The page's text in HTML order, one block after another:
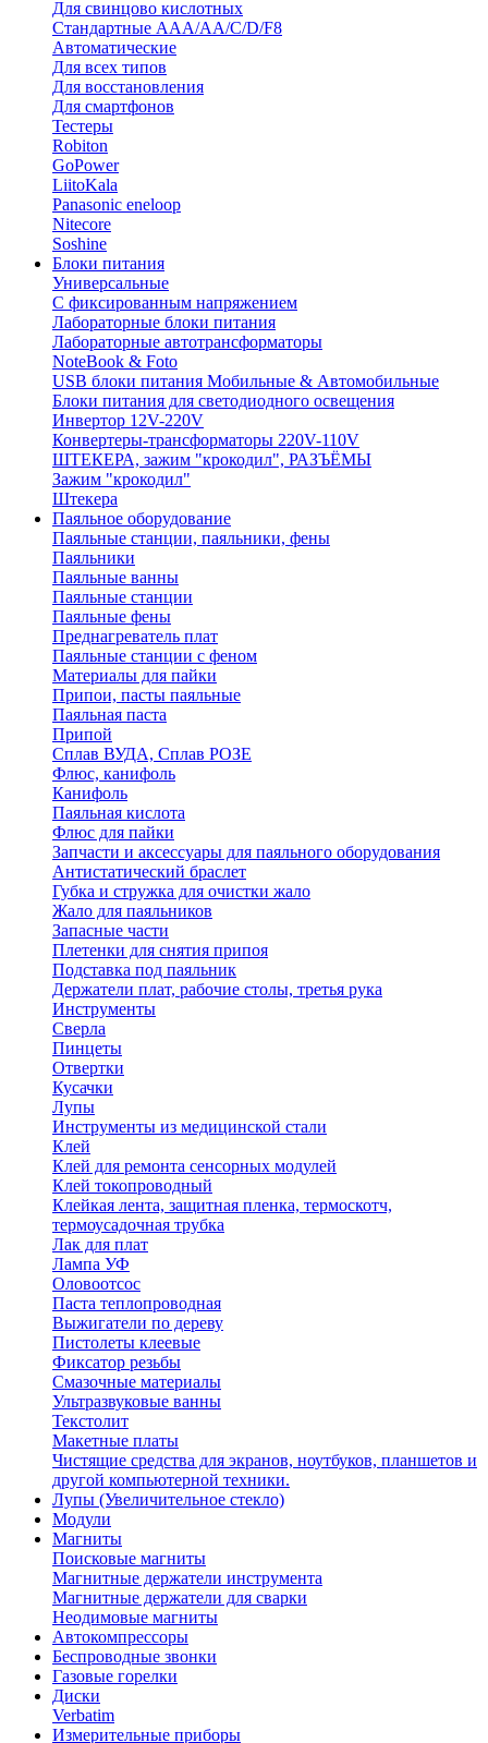
Для свинцово кислотных
Стандартные ААА/АА/С/D/F8
Автоматические
Для всех типов
Для восстановления
Для смартфонов
Тестеры
Robiton
GoPower
LiitoKala
Panasonic eneloop
Nitecore
Soshine
Блоки питания
Универсальные
C фиксированным напряжением
Лабораторные блоки питания
Лабораторные автотрансформаторы
NoteBook & Foto
USB блоки питания Мобильные & Автомобильные
Блоки питания для светодиодного освещения
Инвертор 12V-220V
Конвертеры-трансформаторы 220V-110V
ШТЕКЕРА, зажим "крокодил", РАЗЪЁМЫ
Зажим "крокодил"
Штекера
Паяльное оборудование
Паяльные станции, паяльники, фены
Паяльники
Паяльные ванны
Паяльные станции
Паяльные фены
Преднагреватель плат
Паяльные станции с феном
Материалы для пайки
Припои, пасты паяльные
Паяльная паста
Припой
Сплав ВУДА, Сплав РОЗЕ
Флюс, канифоль
Канифоль
Паяльная кислота
Флюс для пайки
Запчасти и аксессуары для паяльного оборудования
Антистатический браслет
Губка и стружка для очистки жало
Жало для паяльников
Запасные части
Плетенки для снятия припоя
Подставка под паяльник
Держатели плат, рабочие столы, третья рука
Инструменты
Сверла
Пинцеты
Отвертки
Кусачки
Лупы
Инструменты из медицинской стали
Клей
Клей для ремонта сенсорных модулей
Клей токопроводный
Клейкая лента, защитная пленка, термоскотч,
термоусадочная трубка
Лак для плат
Лампа УФ
Оловоотсос
Паста теплопроводная
Выжигатели по дереву
Пистолеты клеевые
Фиксатор резьбы
Смазочные материалы
Ультразвуковые ванны
Текстолит
Макетные платы
Чистящие средства для экранов, ноутбуков, планшетов и
другой компьютерной техники.
Лупы (Увеличительное стекло)
Модули
Магниты
Поисковые магниты
Магнитные держатели инструмента
Магнитные держатели для сварки
Неодимовые магниты
Автокомпрессоры
Беспроводные звонки
Газовые горелки
Диски
Verbatim
Измерительные приборы